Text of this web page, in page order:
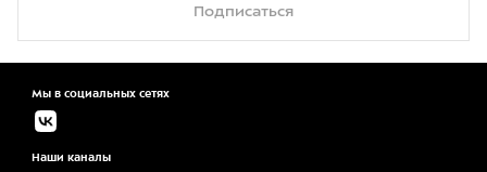
Подписаться
Мы в социальных сетях
Наши каналы